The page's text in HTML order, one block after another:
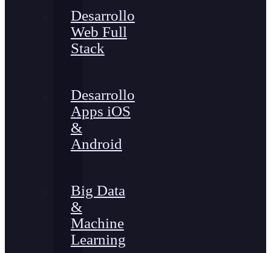
Desarrollo
Web Full
Stack
Desarrollo
Apps iOS
&
Android
Big Data
&
Machine
Learning